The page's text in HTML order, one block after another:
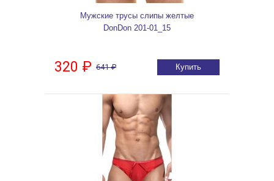
Мужские трусы слипы желтые
DonDon 201-01_15
320 ₽ 641 ₽ Купить